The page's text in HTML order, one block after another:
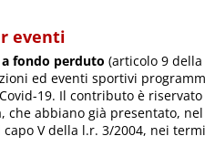
eventi
fondo perduto (articolo 9
ed eventi sportivi
19. Il contributo è
che abbiano già presentato,
V della l.r. 3/2004, nei